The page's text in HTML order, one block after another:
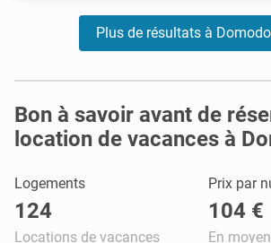
Plus de résultats à
Bon à savoir avant de
location de vacances à
Logements
124
Locations de vacances
Prix par
104 €
En